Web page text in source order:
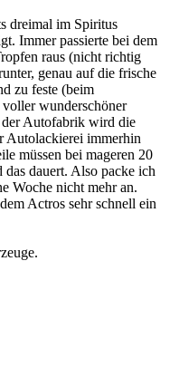
dreimal im Spiritus
Immer passierte bei dem
raus (nicht richtig
genau auf die frische
zu feste (beim
voller wunderschöner
Autofabrik wird die
Autolackierei immerhin
müssen bei mageren 20
dauert. Also packe ich
Woche nicht mehr an.
Actros sehr schnell ein